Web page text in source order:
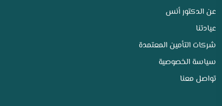
عن الدكتور أنس
عيادتنا
شركات التأمين المعتمدة
سياسة الخصوصية
تواصل معنا